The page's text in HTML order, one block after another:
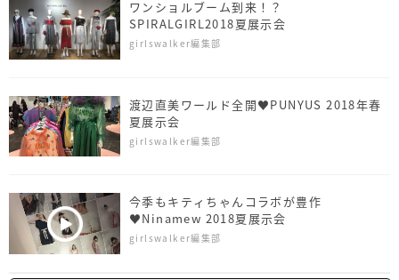
ワンショルブーム到来！？
SPIRALGIRL2018夏展示会
girlswalker編集部
渡辺直美ワールド全開♥PUNYUS 2018年春
夏展示会
girlswalker編集部
今季もキティちゃんコラボが豊作
♥Ninamew 2018夏展示会
girlswalker編集部